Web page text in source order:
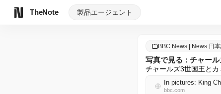
TheNote 製品エージェント
BBC News | News 日
写真で見る：チャー
チャールズ3世国王と
In pictures: King
bbc.com